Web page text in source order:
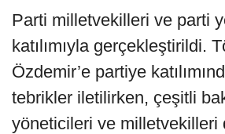
Parti milletvekilleri ve parti
katılımıyla gerçekleştirildi.
Özdemir’e partiye
tebrikler iletilirken, çeşitli
yöneticileri ve milletvekilleri